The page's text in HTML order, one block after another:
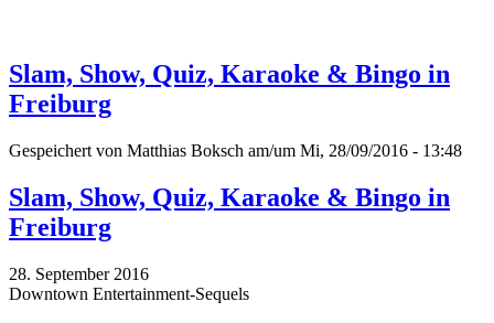
Slam, Show, Quiz, Karaoke & Bingo in
Freiburg
Gespeichert von Matthias Boksch am/um Mi, 28/09/2016 - 13:48
Slam, Show, Quiz, Karaoke & Bingo in
Freiburg
28. September 2016
Downtown Entertainment-Sequels